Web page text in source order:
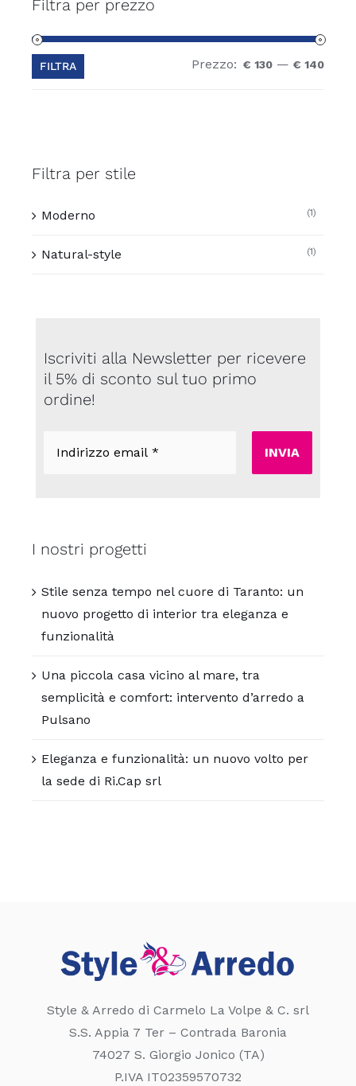
Filtra per prezzo
FILTRA Prezzo: € 130 — € 140
Filtra per stile
Moderno (1)
Natural-style (1)
Iscriviti alla Newsletter per ricevere
il 5% di sconto sul tuo primo
ordine!
email
I nostri progetti
Stile senza tempo nel cuore di Taranto: un
nuovo progetto di interior tra eleganza e
funzionalità
Una piccola casa vicino al mare, tra
semplicità e comfort: intervento d’arredo a
Pulsano
Eleganza e funzionalità: un nuovo volto per
la sede di Ri.Cap srl
Style & Arredo di Carmelo La Volpe & C. srl
S.S. Appia 7 Ter – Contrada Baronia
74027 S. Giorgio Jonico (TA)
P.IVA IT02359570732